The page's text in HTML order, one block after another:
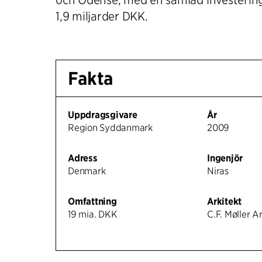
1,9 miljarder DKK.
Fakta
Uppdragsgivare
Region Syddanmark
Adress
Denmark
Omfattning
19 mia. DKK
År
2009
Ingenjör
Niras
Arkitekt
C.F. Møller